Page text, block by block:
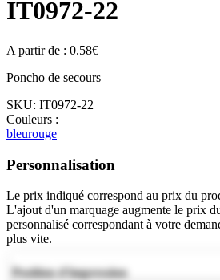
IT0972-22
A partir de : 0.58€
Poncho de secours
SKU: IT0972-22
Couleurs :
bleurouge
Personnalisation
Le prix indiqué correspond au prix du
L'ajout d'un marquage augmente le prix
personnalisé correspondant à votre
plus vite.
Position d'impression